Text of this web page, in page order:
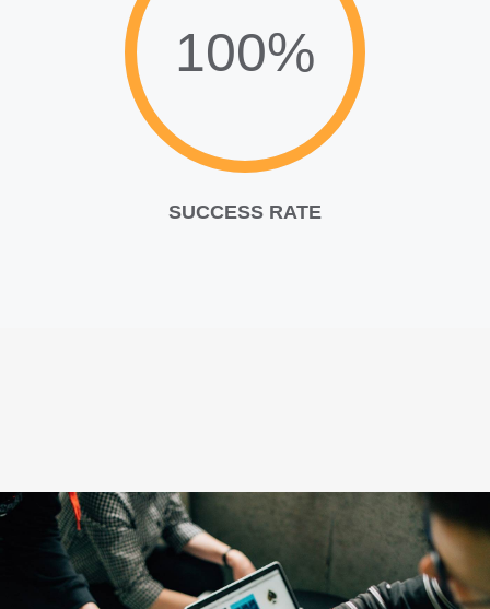
100%
SUCCESS RATE